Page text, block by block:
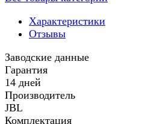
Характеристики
Отзывы
Заводские данные
Гарантия
14 дней
Производитель
JBL
Комплектация